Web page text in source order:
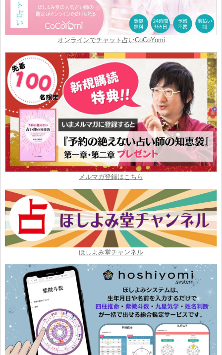
オンラインでチャット占いCoCoYomi
メルマガ登録はこちら
ほしよみ堂チャンネル